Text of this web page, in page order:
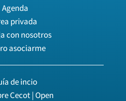
Agenda
privada
con nosotros
asociarme
de incio
Cecot | Open